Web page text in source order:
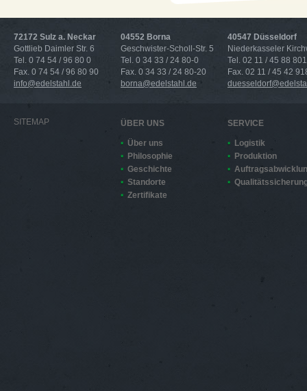
72172 Sulz a. Neckar
Gottlieb Daimler Str. 6
Tel. 0 74 54 / 96 80 0
Fax. 0 74 54 / 96 80 90
info@edelstahl.de
04552 Borna
Geschwister-Scholl-Str. 5
Tel. 0 34 33 / 24 80-0
Fax. 0 34 33 / 24 80-20
borna@edelstahl.de
40547 Düsseldorf
Niederkasseler
Tel. 02 11 / 45 88 801
Fax. 02 11 / 45 42
SITEMAP ÜBER UNS
Über uns
Philosophie
Geschichte
Standorte
Zertifikate
SERVICE
Logistik
Produktion